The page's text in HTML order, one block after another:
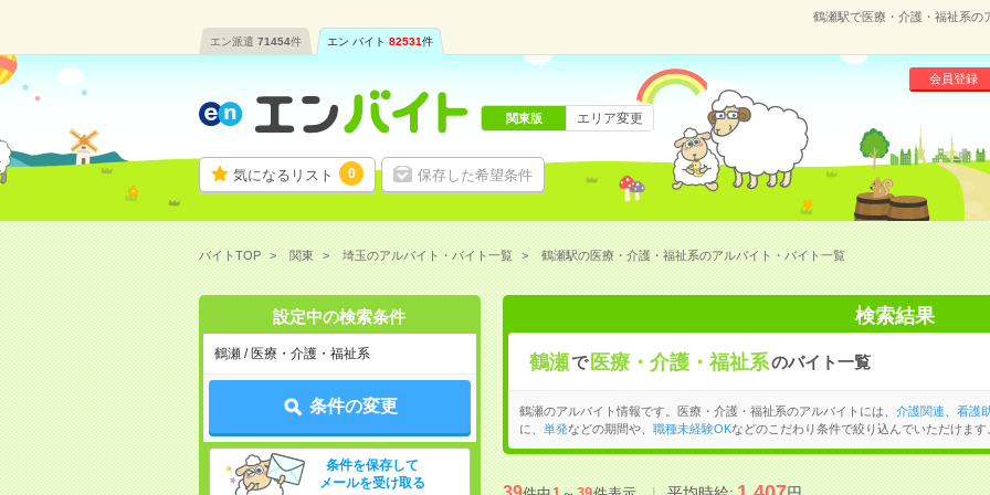
鶴瀬駅で医療・介護・福祉系の
エン派遣 71454件 エン バイト 82531件
気になるリスト 0 保存した希望条件
会員登録
関東版 エリア変更
バイトTOP 関東 埼玉のアルバイト・バイト一覧 鶴瀬駅の医療・介護・福祉系のアルバイト・バイト一覧
設定中の検索条件
鶴瀬 / 医療・介護・福祉系
条件の変更
条件を保存して
メールを受け取る
検索結果
鶴瀬で 医療・介護・福祉系のバイト一覧
鶴瀬のアルバイト情報です。医療・介護・福祉系のアルバイトには、 介護関連
看護
に、
単発などの期間や、 職種未経験OKなどのこだわり条件で絞り込んでいただけます